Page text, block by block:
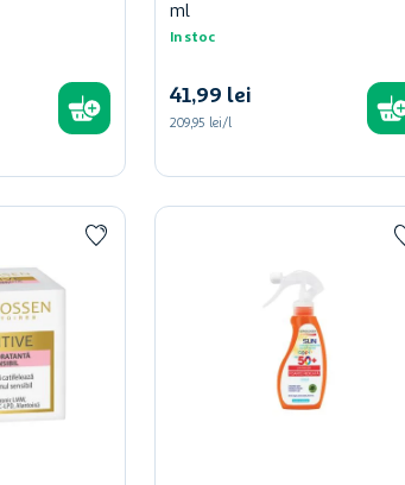
ml
In stoc
41,99 lei
209,95 lei/l